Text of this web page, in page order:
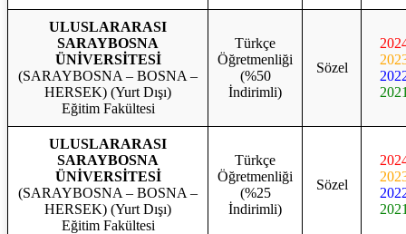
ULUSLARARASI
SARAYBOSNA
ÜNİVERSİTESİ
(SARAYBOSNA – BOSNA –
HERSEK) (Yurt Dışı)
Eğitim Fakültesi
Türkçe
Öğretmenliği
(%50
İndirimli)
Sözel
ULUSLARARASI
SARAYBOSNA
ÜNİVERSİTESİ
(SARAYBOSNA – BOSNA –
HERSEK) (Yurt Dışı)
Eğitim Fakültesi
Türkçe
Öğretmenliği
(%25
İndirimli)
Sözel